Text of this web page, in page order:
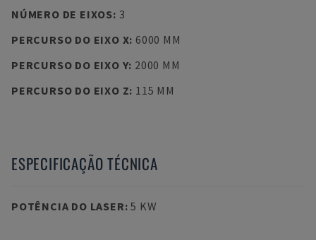
NÚMERO DE EIXOS: 3
PERCURSO DO EIXO X: 6000 MM
PERCURSO DO EIXO Y: 2000 MM
PERCURSO DO EIXO Z: 115 MM
ESPECIFICAÇÃO TÉCNICA
POTÊNCIA DO LASER:5 KW